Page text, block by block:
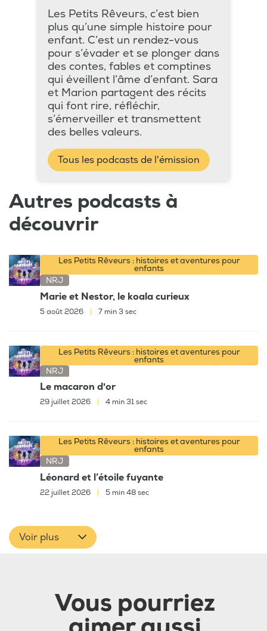
Les Petits Rêveurs, c’est bien
plus qu’une simple histoire pour
enfant. C’est un rendez-vous
pour s’évader et se plonger dans
des contes, fables et comptines
qui éveillent l’âme d’enfant. Sara
et Marion partagent des récits
qui font rire, réfléchir,
s’émerveiller et transmettent
des belles valeurs.
Tous les podcasts de l'émission
Autres podcasts à
découvrir
Les Petits Rêveurs : histoires et aventures pour
enfants
NRJ
Marie et Nestor, le koala curieux
5 août 2026 7 min 3 sec
Les Petits Rêveurs : histoires et aventures pour
enfants
NRJ
Le macaron d'or
29 juillet 2026 4 min 31 sec
Les Petits Rêveurs : histoires et aventures pour
enfants
NRJ
Léonard et l’étoile fuyante
22 juillet 2026 5 min 48 sec
Voir plus
Vous pourriez